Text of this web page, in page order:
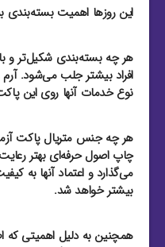
این روزها اهمیت
هر چه بسته‌بندی شکیل‌تر و با
افراد بیشتر جلب می‌شود. آرم
نوع خدمات آنها روی این
هر چه جنس متریال پاکت
چاپ اصول حرفه‌ای بهتر رعایت
می‌گذارد و اعتماد آنها به
بیشتر خواهد شد.
همچنین به دلیل اهمیتی که